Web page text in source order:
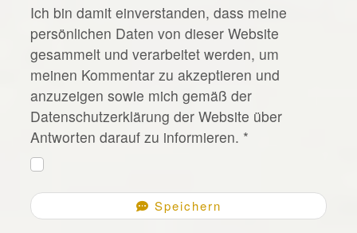
*
Ich bin damit einverstanden, dass meine
persönlichen Daten von dieser Website
gesammelt und verarbeitet werden, um
meinen Kommentar zu akzeptieren und
anzuzeigen sowie mich gemäß der
Datenschutzerklärung der Website über
Antworten darauf zu informieren. *
Speichern